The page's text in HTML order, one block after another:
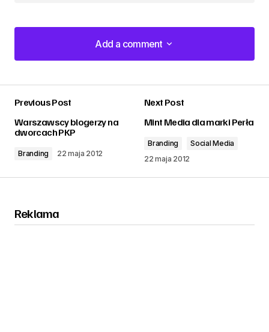
Add a comment
Add a comment
Previous Post
Warszawscy blogerzy na
dworcach PKP
Branding 22 maja 2012
Next Post
Mint Media dla marki Perła
Branding
Social Media
22 maja 2012
Reklama